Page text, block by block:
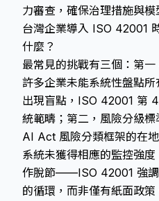
力審查，確保治理措施與模
台灣企業導入 ISO 42001
什麼？
最常見的挑戰有三個：第
許多企業未能系統性盤點
出現盲點，ISO 42001 第
統範疇；第二，風險分級
AI Act 風險分類框架的在
系統未獲得相應的監控強
作脫節——ISO 42001 強調
的循環，而非僅有紙面政